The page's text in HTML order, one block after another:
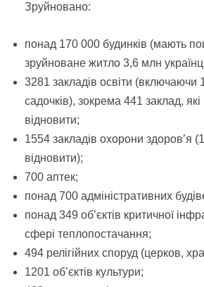
Зруйновано:
понад 170 000 будинків (мають
зруйноване житло 3,6 млн
3281 закладів освіти (включаючи
садочків), зокрема 441 заклад,
відновити;
1554 закладів охорони здоров’я
відновити);
700 аптек;
понад 700 адміністративних
понад 349 об’єктів критичної
сфері теплопостачання;
494 релігійних споруд (церков,
1201 об’єктів культури;